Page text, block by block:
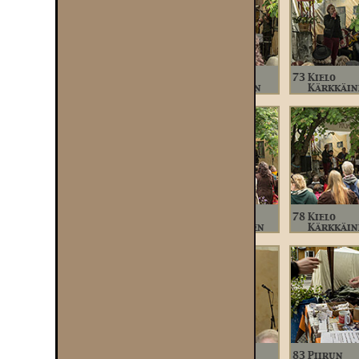
Kärkkäinen
73 Kielo
Kärkk;äinen
78 Kielo
83 Piirun